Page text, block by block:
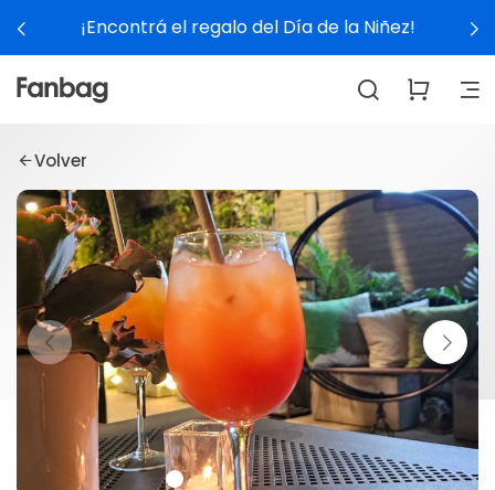
¡Encontrá el regalo del Día de la Niñez!
Volver